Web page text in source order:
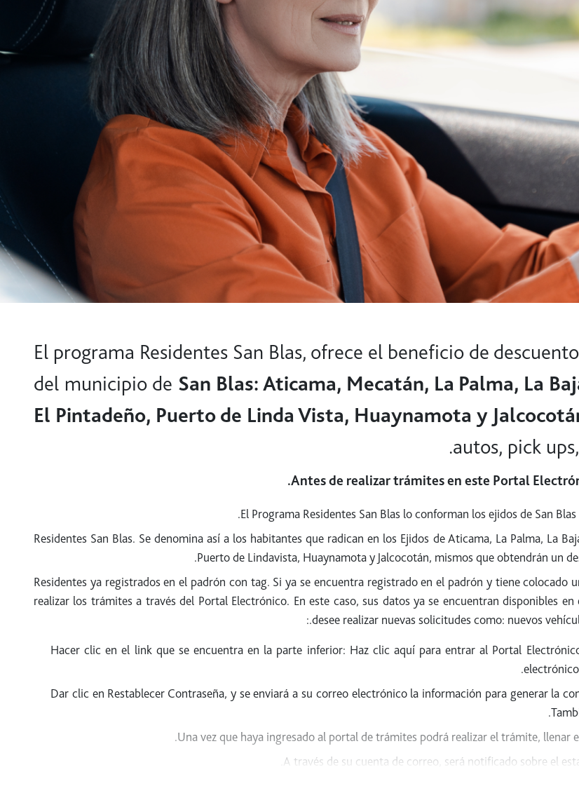
El programa Residentes San Blas, ofrece el beneficio de
del municipio de San Blas: Aticama, Mecatán, La Palma, La
El Pintadeño, Puerto de Linda Vista, Huaynamota y
autos, pick
Antes de realizar trámites en este Portal
El Programa Residentes San Blas lo conforman los ejidos de San
Residentes San Blas. Se denomina así a los habitantes que radican en los Ejidos de Aticama, La Palma, La
Puerto de Lindavista, Huaynamota y Jalcocotán, mismos que obtendrán un
Residentes ya registrados en el padrón con tag. Si ya se encuentra registrado en el padrón y tiene
realizar los trámites a través del Portal Electrónico. En este caso, sus datos ya se encuentran disponibles
desee realizar nuevas solicitudes como: nuevos
Hacer clic en el link que se encuentra en la parte inferior: Haz clic aquí para entrar al Portal
Dar clic en Restablecer Contraseña, y se enviará a su correo electrónico la información para generar la
Una vez que haya ingresado al portal de trámites podrá realizar el trámite,
A través de su cuenta de correo, será notificado sobre el